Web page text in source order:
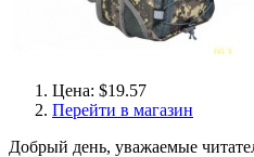
Цена: $19.57
Перейти в магазин
Добрый день, уважаемые